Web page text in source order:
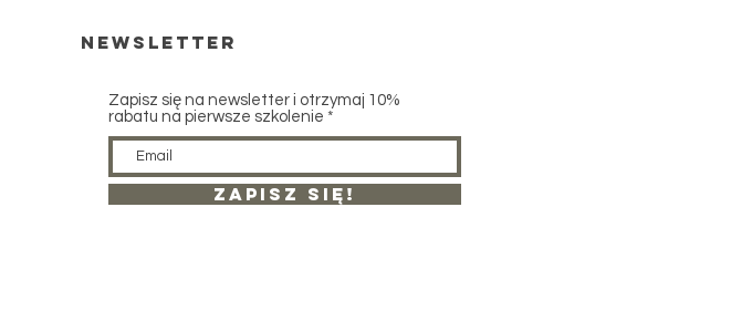
Newsletter
Zapisz się na newsletter i otrzymaj 10%
rabatu na pierwsze szkolenie
Zapisz się!